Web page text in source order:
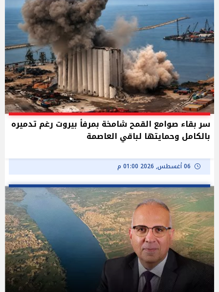
سر بقاء صوامع القمح شامخة بمرفأ بيروت رغم تدميره
بالكامل وحمايتها لباقي العاصمة
06 أغسطس, 2026 01:00 م